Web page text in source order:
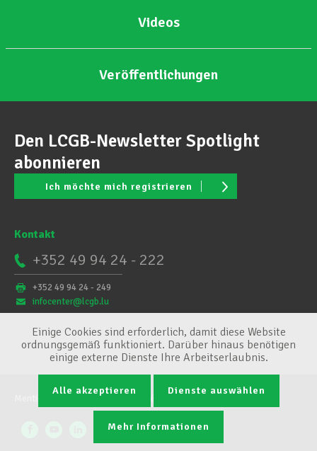
Videos
Veröffentlichungen
Den LCGB-Newsletter Spotlight
abonnieren
Ich möchte mich registrieren
Kontakt
+352 49 94 24 - 222
+352 49 94 24 - 249
infocenter@lcgb.lu
Conditions générales
Einige Cookies sind erforderlich, damit diese Website
ordnungsgemäß funktioniert. Darüber hinaus benötigen
einige externe Dienste Ihre Arbeitserlaubnis.
Alle akzeptieren Dienste auswählen
Mehr Informationen